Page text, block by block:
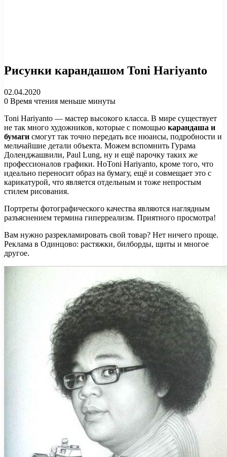
Рисунки карандашом Toni Hariyanto
02.04.2020
0 Время чтения меньше минуты
Toni Hariyanto — мастер высокого класса. В мире существует
не так много художников, которые с помощью карандаша и
бумаги смогут так точно передать все нюансы, подробности и
мельчайшие детали объекта. Можем вспомнить Гурама
Доленджашвили, Paul Lung, ну и ещё парочку таких же
профессионалов графики. НоToni Hariyanto, кроме того, что
идеально переносит образ на бумагу, ещё и совмещает это с
карикатурой, что является отдельным и тоже непростым
стилем рисования.
Портреты фотографического качества являются наглядным
разъяснением термина гиперреализм. Приятного просмотра!
Вам нужно разрекламировать свой товар? Нет ничего проще.
Реклама в Одинцово: растяжки, билборды, щиты и многое
другое.